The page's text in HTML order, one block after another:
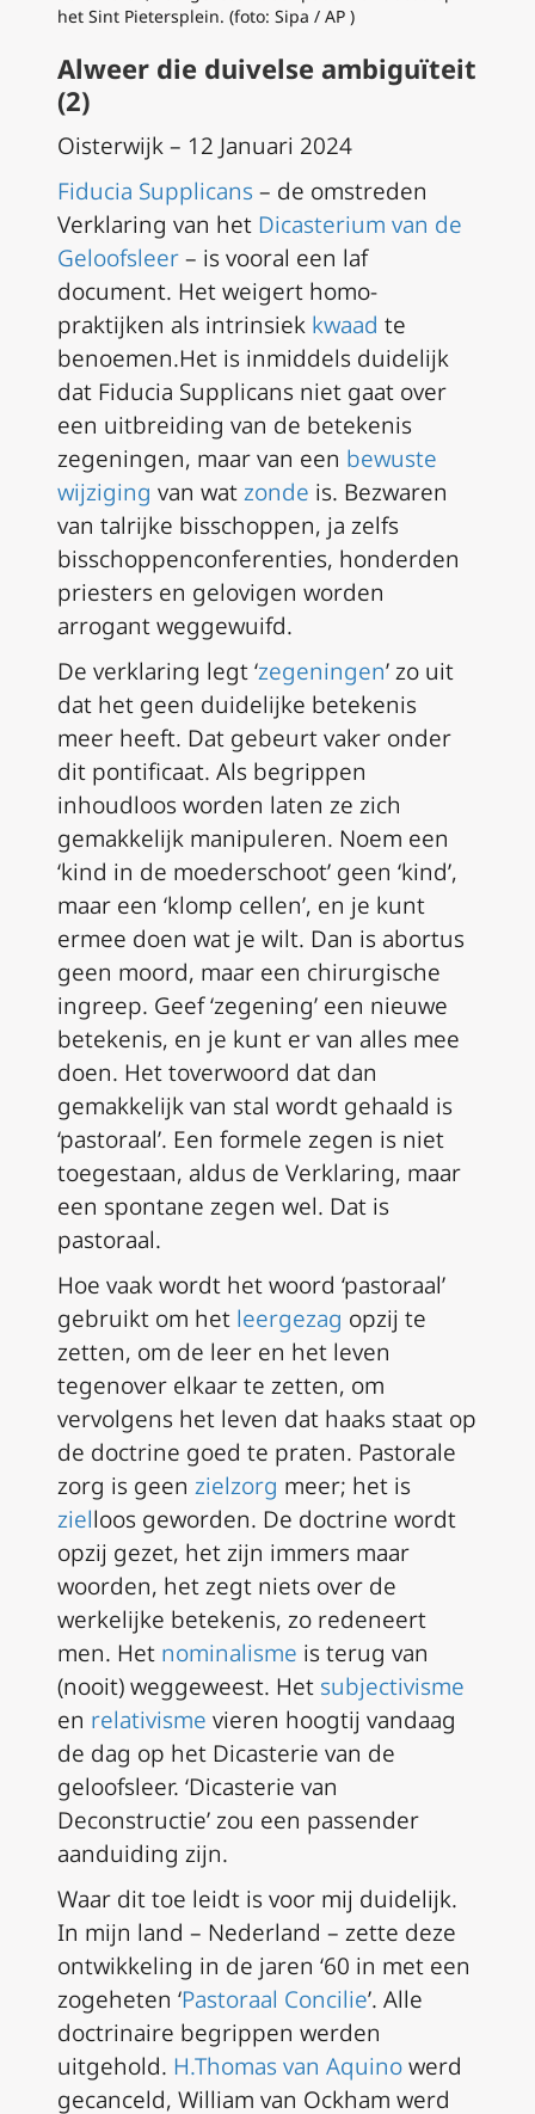
het Sint Pietersplein. (foto: Sipa / AP )
Alweer die duivelse ambiguïteit
(2)
Oisterwijk – 12 Januari 2024
Fiducia Supplicans – de omstreden
Verklaring van het Dicasterium van de
Geloofsleer– is vooral een laf
document. Het weigert homo-
praktijken als intrinsiek kwaad te
benoemen.Het is inmiddels duidelijk
dat Fiducia Supplicans niet gaat over
een uitbreiding van de betekenis
zegeningen, maar van een bewuste
wijziging van watzonde is. Bezwaren
van talrijke bisschoppen, ja zelfs
bisschoppenconferenties, honderden
priesters en gelovigen worden
arrogant weggewuifd.
De verklaring legt ‘zegeningen’ zo uit
dat het geen duidelijke betekenis
meer heeft. Dat gebeurt vaker onder
dit pontificaat. Als begrippen
inhoudloos worden laten ze zich
gemakkelijk manipuleren. Noem een
‘kind in de moederschoot’ geen ‘kind’,
maar een ‘klomp cellen’, en je kunt
ermee doen wat je wilt. Dan is abortus
geen moord, maar een chirurgische
ingreep. Geef ‘zegening’ een nieuwe
betekenis, en je kunt er van alles mee
doen. Het toverwoord dat dan
gemakkelijk van stal wordt gehaald is
‘pastoraal’. Een formele zegen is niet
toegestaan, aldus de Verklaring, maar
een spontane zegen wel. Dat is
pastoraal.
Hoe vaak wordt het woord ‘pastoraal’
gebruikt om het leergezag opzij te
zetten, om de leer en het leven
tegenover elkaar te zetten, om
vervolgens het leven dat haaks staat op
de doctrine goed te praten. Pastorale
zorg is geen zielzorg meer; het is
zielloos geworden. De doctrine wordt
opzij gezet, het zijn immers maar
woorden, het zegt niets over de
werkelijke betekenis, zo redeneert
men. Het nominalisme is terug van
(nooit) weggeweest. Het subjectivisme
en relativisme vieren hoogtij vandaag
de dag op het Dicasterie van de
geloofsleer. ‘Dicasterie van
Deconstructie’ zou een passender
aanduiding zijn.
Waar dit toe leidt is voor mij duidelijk.
In mijn land – Nederland – zette deze
ontwikkeling in de jaren ‘60 in met een
zogeheten ‘Pastoraal Concilie’. Alle
doctrinaire begrippen werden
uitgehold. H.Thomas van Aquinowerd
gecanceld, William van Ockham werd